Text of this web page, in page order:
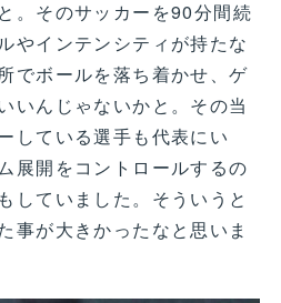
。そのサッカーを90分間続
やインテンシティが持たな
でボールを落ち着かせ、ゲ
いんじゃないかと。その当
している選手も代表にい
展開をコントロールするの
していました。そういうと
事が大きかったなと思いま